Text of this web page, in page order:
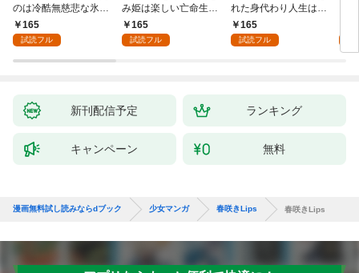
のは冷酷無慈悲な氷の
王子の愛でした１
165
試読フル
み姫は楽しい亡命生活
はじめます！１
165
試読フル
れた身代わり人生は、
今日でやめることにし
ます～辺境で自由を満
165
試読フル
新刊配信予定 ランキング
キャンペーン 無料
漫画無料試し読みならdブック 少女マンガ 春咲きLips 春咲きLips